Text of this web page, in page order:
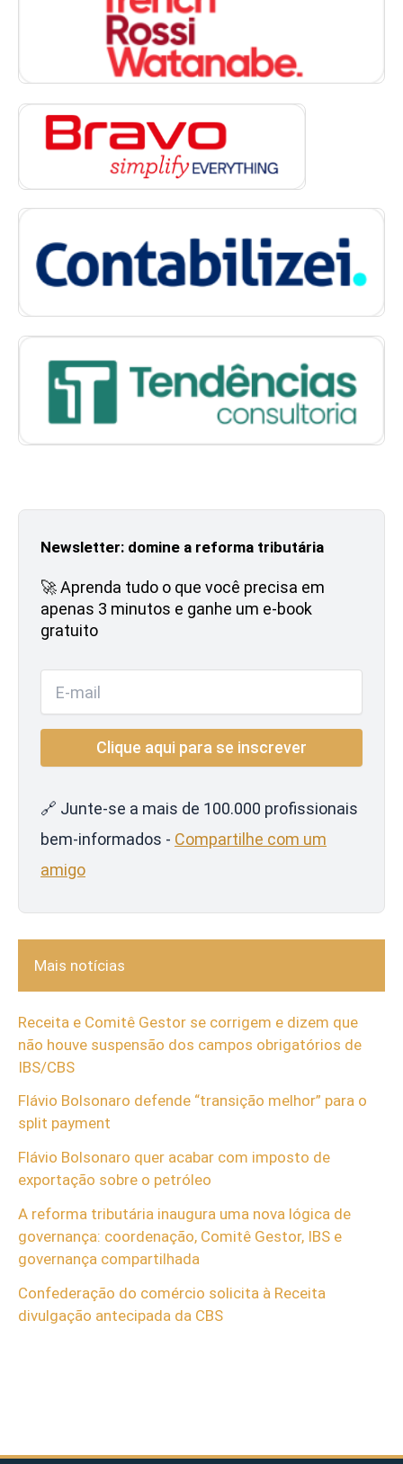
Newsletter: domine a reforma tributária
🚀 Aprenda tudo o que você precisa em
apenas 3 minutos e ganhe um e-book
gratuito
🔗 Junte-se a mais de 100.000 profissionais
bem-informados - Compartilhe com um
amigo
Mais notícias
Receita e Comitê Gestor se corrigem e dizem que
não houve suspensão dos campos obrigatórios de
IBS/CBS
Flávio Bolsonaro defende “transição melhor” para o
split payment
Flávio Bolsonaro quer acabar com imposto de
exportação sobre o petróleo
A reforma tributária inaugura uma nova lógica de
governança: coordenação, Comitê Gestor, IBS e
governança compartilhada
Confederação do comércio solicita à Receita
divulgação antecipada da CBS